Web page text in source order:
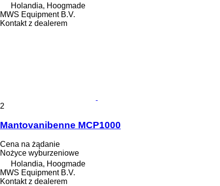
Holandia, Hoogmade
MWS Equipment B.V.
Kontakt z dealerem
2
Mantovanibenne MCP1000
Cena na żądanie
Nożyce wyburzeniowe
Holandia, Hoogmade
MWS Equipment B.V.
Kontakt z dealerem